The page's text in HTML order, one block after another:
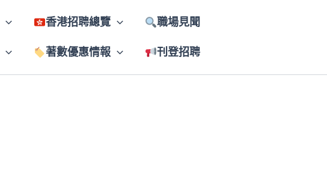
香港招聘總覽 職場見聞
著數優惠情報 刊登招聘